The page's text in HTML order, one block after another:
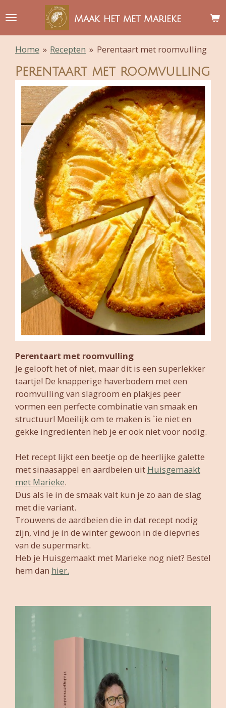
direct
naar
Maak het met Marieke
Home » Recepten » Perentaart met roomvulling
Perentaart met roomvulling
Perentaart met roomvulling
Je gelooft het of niet, maar dit is een superlekker
taartje! De knapperige haverbodem met een
roomvulling van slagroom en plakjes peer
vormen een perfecte combinatie van smaak en
structuur! Moeilijk om te maken is `ie niet en
gekke ingrediënten heb je er ook niet voor nodig.
Het recept lijkt een beetje op de heerlijke galette
met sinaasappel en aardbeien uit Huisgemaakt
met Marieke.
Dus als ìe in de smaak valt kun je zo aan de slag
met die variant.
Trouwens de aardbeien die in dat recept nodig
zijn, vind je in de winter gewoon in de diepvries
van de supermarkt.
Heb je Huisgemaakt met Marieke nog niet? Bestel
hem dan hier.